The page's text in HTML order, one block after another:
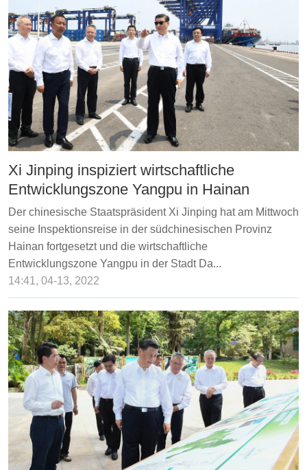
Xi Jinping inspiziert wirtschaftliche
Entwicklungszone Yangpu in Hainan
Der chinesische Staatspräsident Xi Jinping hat am Mittwoch
seine Inspektionsreise in der südchinesischen Provinz
Hainan fortgesetzt und die wirtschaftliche
Entwicklungszone Yangpu in der Stadt Da...
14:41, 04-13, 2022